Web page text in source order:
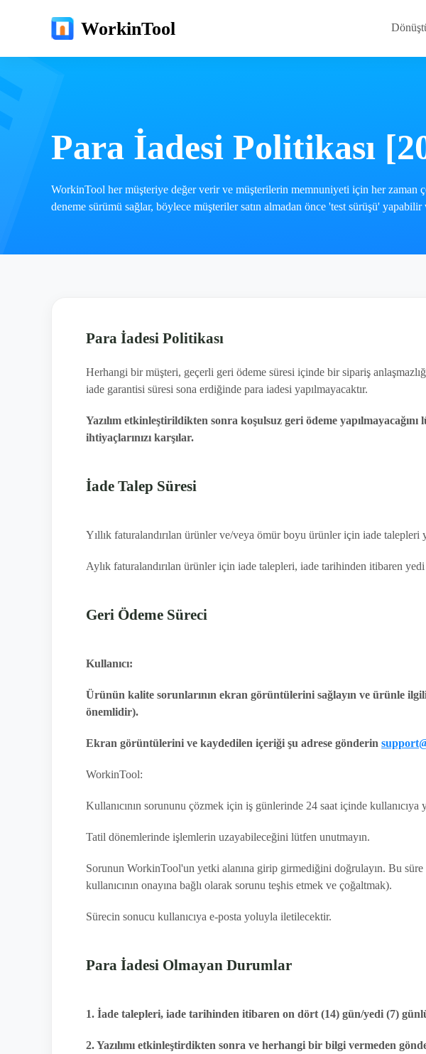
WorkinTool
Para İadesi Politikası
WorkinTool her müşteriye değer verir ve müşterilerin memnuniyeti için her zaman
deneme sürümü sağlar, böylece müşteriler satın almadan önce 'test sürüşü' yapabilir
Para İadesi Politikası
Herhangi bir müşteri, geçerli geri ödeme süresi içinde bir sipariş
iade garantisi süresi sona erdiğinde para iadesi yapılmayacaktır.
Yazılım etkinleştirildikten sonra koşulsuz geri ödeme
ihtiyaçlarınızı karşılar.
İade Talep Süresi
Yıllık faturalandırılan ürünler ve/veya ömür boyu ürünler için iade talepleri
Aylık faturalandırılan ürünler için iade talepleri, iade tarihinden itibaren yedi
Geri Ödeme Süreci
Kullanıcı:
Ürünün kalite sorunlarının ekran görüntülerini sağlayın ve ürünle
önemlidir).
Ekran görüntülerini ve kaydedilen içeriği şu adrese gönderin
WorkinTool:
Kullanıcının sorununu çözmek için iş günlerinde 24 saat içinde kullanıcıya
Tatil dönemlerinde işlemlerin uzayabileceğini lütfen unutmayın.
Sorunun WorkinTool'un yetki alanına girip girmediğini doğrulayın. Bu süre
kullanıcının onayına bağlı olarak sorunu teşhis etmek ve çoğaltmak).
Sürecin sonucu kullanıcıya e-posta yoluyla iletilecektir.
Para İadesi Olmayan Durumlar
1. İade talepleri, iade tarihinden itibaren on dört (14) gün/yedi (7)
2. Yazılımı etkinleştirdikten sonra ve herhangi bir bilgi vermeden